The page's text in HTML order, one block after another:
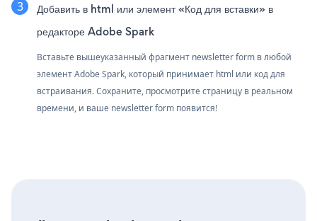
Добавить в html или элемент «Код для вставки» в
редакторе Adobe Spark
Вставьте вышеуказанный фрагмент newsletter form в любой
элемент Adobe Spark, который принимает html или код для
встраивания. Сохраните, просмотрите страницу в реальном
времени, и ваше newsletter form появится!